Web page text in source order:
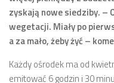
zyskają nowe siedziby. –
wegetacji. Miały po
a za mało, żeby żyć –
Każdy ośrodek ma od
emitować 6 godzin i 30